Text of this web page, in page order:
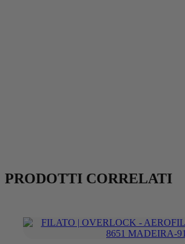
PRODOTTI CORRELATI